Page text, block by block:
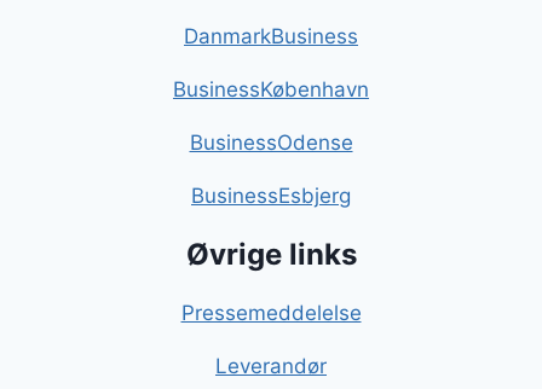
DanmarkBusiness
BusinessKøbenhavn
BusinessOdense
BusinessEsbjerg
Øvrige links
Pressemeddelelse
Leverandør